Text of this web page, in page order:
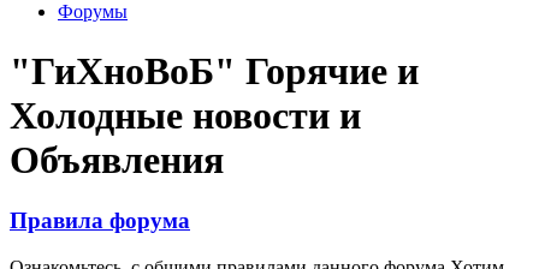
Форумы
"ГиХноВоБ" Горячие и
Холодные новости и
Объявления
Правила форума